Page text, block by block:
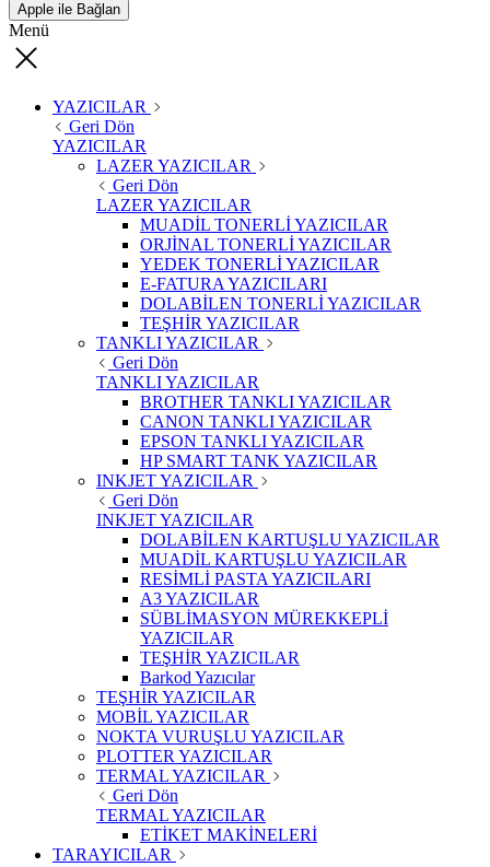
Apple ile Bağlan
Menü
YAZICILAR
Geri Dön
YAZICILAR
LAZER YAZICILAR
Geri Dön
LAZER YAZICILAR
MUADİL TONERLİ YAZICILAR
ORJİNAL TONERLİ YAZICILAR
YEDEK TONERLİ YAZICILAR
E-FATURA YAZICILARI
DOLABİLEN TONERLİ YAZICILAR
TEŞHİR YAZICILAR
TANKLI YAZICILAR
Geri Dön
TANKLI YAZICILAR
BROTHER TANKLI YAZICILAR
CANON TANKLI YAZICILAR
EPSON TANKLI YAZICILAR
HP SMART TANK YAZICILAR
INKJET YAZICILAR
Geri Dön
INKJET YAZICILAR
DOLABİLEN KARTUŞLU YAZICILAR
MUADİL KARTUŞLU YAZICILAR
RESİMLİ PASTA YAZICILARI
A3 YAZICILAR
SÜBLİMASYON MÜREKKEPLİ
YAZICILAR
TEŞHİR YAZICILAR
Barkod Yazıcılar
TEŞHİR YAZICILAR
MOBİL YAZICILAR
NOKTA VURUŞLU YAZICILAR
PLOTTER YAZICILAR
TERMAL YAZICILAR
Geri Dön
TERMAL YAZICILAR
ETİKET MAKİNELERİ
TARAYICILAR